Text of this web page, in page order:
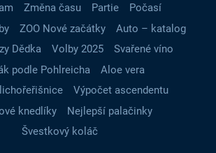
Změna času Partie
Počasí
ZOO Nové začátky
Auto – katalog
Dědka
Volby 2025
Svařené víno
podle Pohlreicha
Aloe vera
Výpočet ascendentu
knedlíky
Nejlepší palačinky
Švestkový koláč